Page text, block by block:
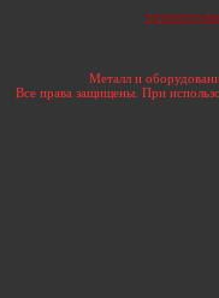
Металл и
Все права защищены. При